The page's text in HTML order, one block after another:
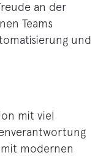
an der
Teams
und
mit viel
modernen